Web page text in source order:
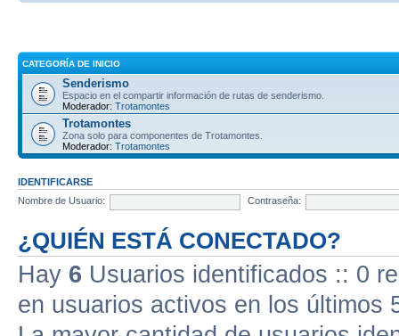
CATEGORÍA DE INICIO
Senderismo
Espacio en el compartir información de rutas de senderismo.
Moderador: Trotamontes
Trotamontes
Zona solo para componentes de Trotamontes.
Moderador: Trotamontes
IDENTIFICARSE
Nombre de Usuario:
Contraseña:
¿QUIÉN ESTÁ CONECTADO?
Hay 6 Usuarios identificados :: 0
en usuarios activos en los últimos